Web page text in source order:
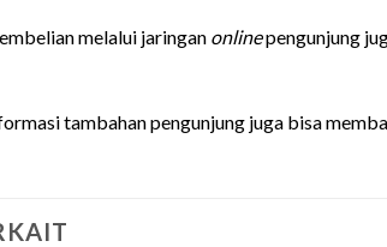
melalui jaringan onlinepengunjung
tambahan pengunjung juga bisa